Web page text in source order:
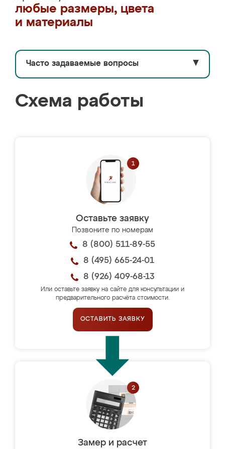
любые размеры, цвета
и материалы
Часто задаваемые вопросы ▼
Схема работы
Оставьте заявку
Позвоните по номерам
8 (800) 511-89-55
8 (495) 665-24-01
8 (926) 409-68-13
Или оставьте заявку на сайте для консультации и
предварительного расчёта стоимости.
ОСТАВИТЬ ЗАЯВКУ
Замер и расчет